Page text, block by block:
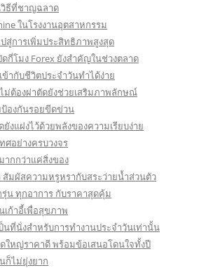
ธีที่ชาญฉลาด
ในโรงงานอุตสาหกรรม
สู่การเพิ่มประสิทธิภาพสูงสุด
ดกี่โมง Forex ยังสำคัญในช่วงตลาด
ากับชีวิตประจำวันทำได้ง่าย
ม่ต้องผ่าตัดยังช่วยเสริมภาพลักษณ์
องกันรอยขีดข่วน
งแฝงไว้ด้วยพลังของความเรียบง่าย
ศอย่างครบวงจร
ากกว่าแค่สิ่งของ
มผัสความหรูหรากับสระว่ายน้ำส่วนตัว
น ทุกอาการ กับราคาสุดคุ้ม
เก้าอี้เพื่อสุขภาพ
นที่นั่งสำหรับการทำงานประจำวันเท่านั้น
ใหญ่ราคาดี พร้อมข้อเสนอโดนใจทั้งปี
ก็ไม่ยุ่งยาก